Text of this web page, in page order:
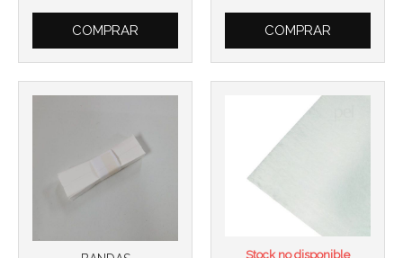
COMPRAR COMPRAR
Stock no disponible